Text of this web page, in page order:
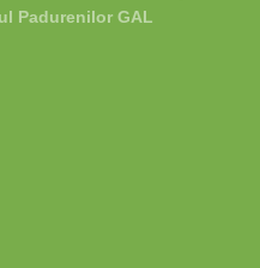
Padurenilor GAL